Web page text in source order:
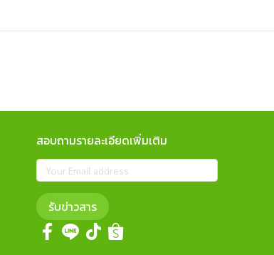
สอบถามรายละเอียดเพิ่มเติม
รับข่าวสาร